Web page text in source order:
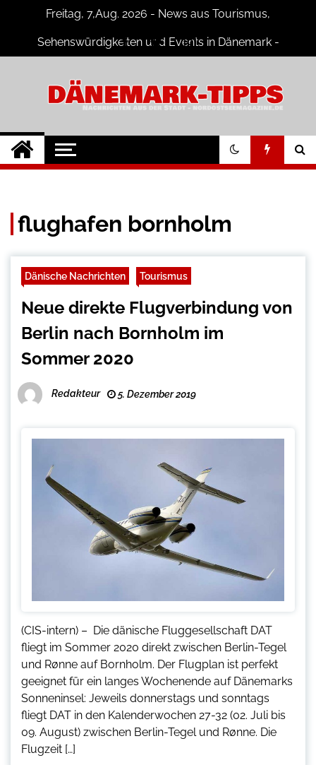
content
Freitag, 7,Aug. 2026 - News aus Tourismus,
Sehenswürdigkeiten und Events in Dänemark -
Dänemark Tipps
Neuigkeiten und Nachrichten in
Dänemark
flughafen bornholm
Dänische Nachrichten Tourismus
Neue direkte Flugverbindung von
Berlin nach Bornholm im
Sommer 2020
Redakteur 5. Dezember 2019
(CIS-intern) – Die dänische Fluggesellschaft DAT
fliegt im Sommer 2020 direkt zwischen Berlin-Tegel
und Rønne auf Bornholm. Der Flugplan ist perfekt
geeignet für ein langes Wochenende auf Dänemarks
Sonneninsel: Jeweils donnerstags und sonntags
fliegt DAT in den Kalenderwochen 27-32 (02. Juli bis
09. August) zwischen Berlin-Tegel und Rønne. Die
Flugzeit […]